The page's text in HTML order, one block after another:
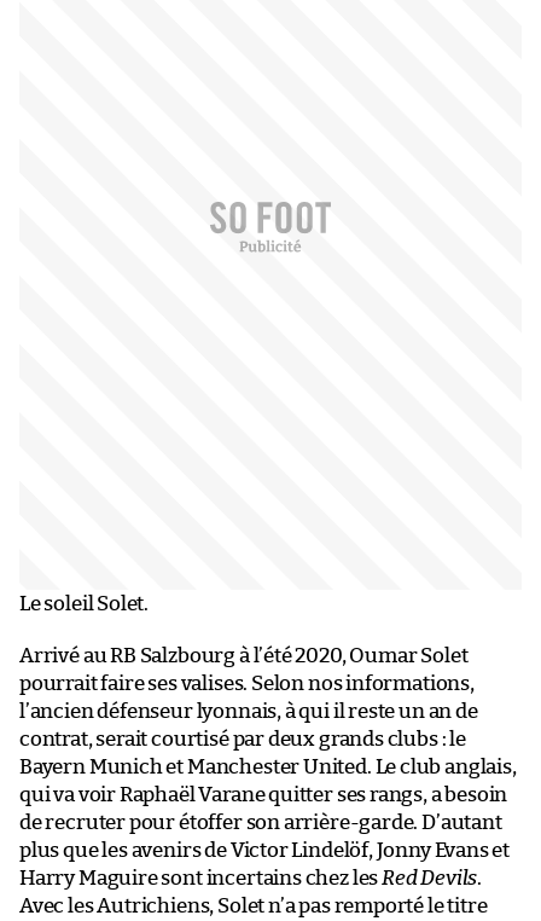
Le soleil Solet.
Arrivé au RB Salzbourg à l’été 2020, Oumar Solet
pourrait faire ses valises. Selon nos informations,
l’ancien défenseur lyonnais, à qui il reste un an de
contrat, serait courtisé par deux grands clubs : le
Bayern Munich et Manchester United. Le club anglais,
qui va voir Raphaël Varane quitter ses rangs, a besoin
de recruter pour étoffer son arrière-garde. D’autant
plus que les avenirs de Victor Lindelöf, Jonny Evans et
Harry Maguire sont incertains chez les Red Devils.
Avec les Autrichiens, Solet n’a pas remporté le titre